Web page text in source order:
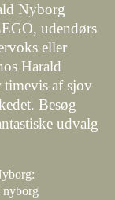
Nyborg
udendørs
eller
Harald
af sjov
Besøg
udvalg
nyborg